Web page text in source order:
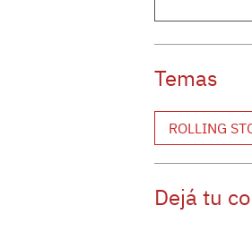
Temas
ROLLING
Dejá tu